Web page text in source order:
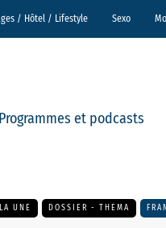
/ Hôtel / Lifestyle Sexo
Programmes et podcasts
UNE DOSSIER - THEMA